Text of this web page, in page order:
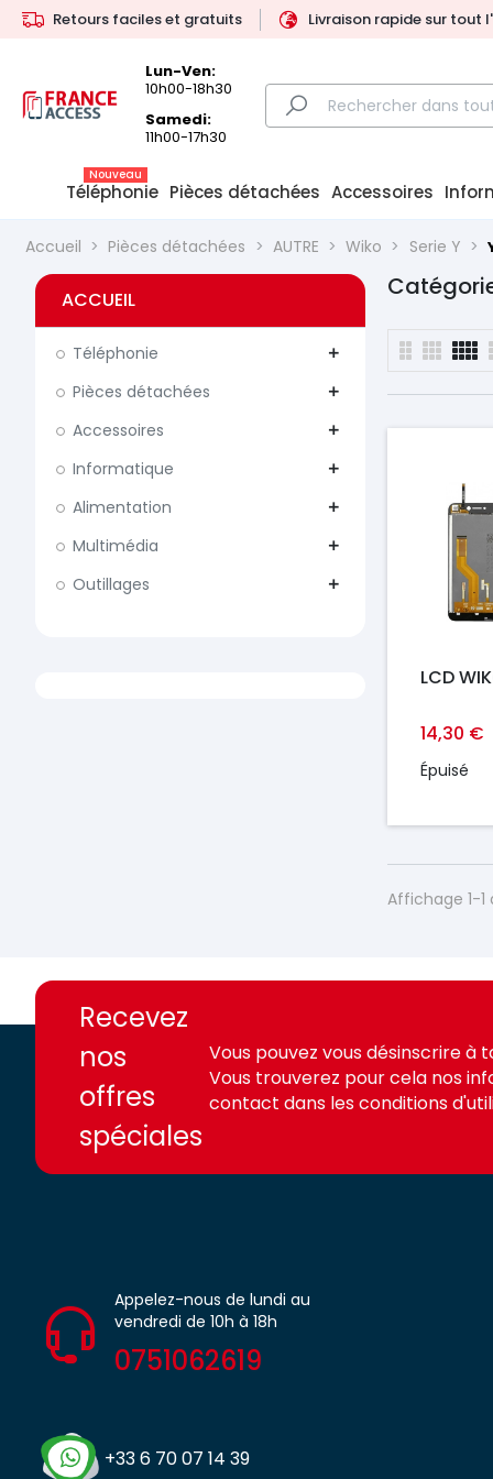
Retours faciles et gratuits Livraison rapide sur tout
Lun-Ven:
10h00-18h30
Samedi:
11h00-17h30
Téléphonie
Nouveau
Pièces détachées Accessoires
Accueil Pièces détachées AUTRE Wiko Serie Y
ACCUEIL
Téléphonie add
Pièces détachées add
Accessoires add
Informatique add
Alimentation add
Multimédia add
Outillages add
LCD
14,30 €
Épuisé
Affichage 1-1
access.fr
access.fr
Recevez
nos
offres
spéciales
Vous pouvez vous désinscrire à
Vous trouverez pour cela nos
contact dans les conditions
Appelez-nous de lundi au
vendredi de 10h à 18h
0751062619
+33 6 70 07 14 39